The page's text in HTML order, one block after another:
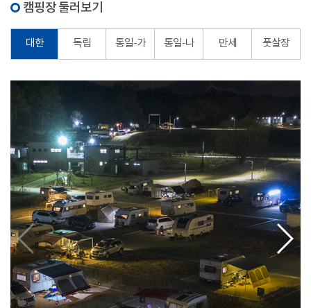
캠핑장 둘러보기
대한 독립 통일-가 통일-나 만세 풋살장